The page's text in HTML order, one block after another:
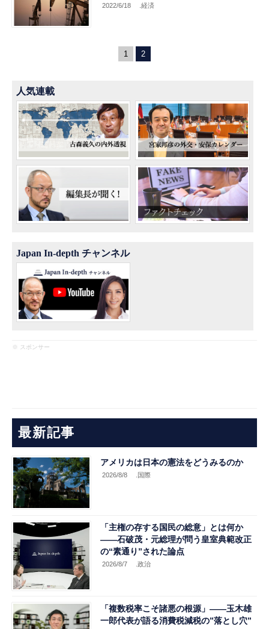
2022/6/18 .経済
1 2
人気連載
Japan In-depth チャンネル
※ スポンサー
最新記事
アメリカは日本の憲法をどうみるのか
2026/8/8 .国際
「主権の存する国民の総意」とは何か
――石破茂・元総理が問う皇室典範改正
の“素通り”された論点
2026/8/7 .政治
「複数税率こそ諸悪の根源」――玉木雄
一郎代表が語る消費税減税の”落とし穴”